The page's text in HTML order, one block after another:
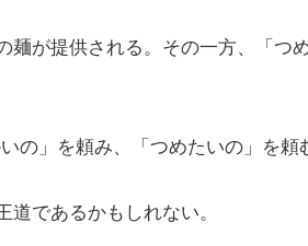
麺が提供される。その一方、「
の」を頼み、「つめたいの」を頼
であるかもしれない。